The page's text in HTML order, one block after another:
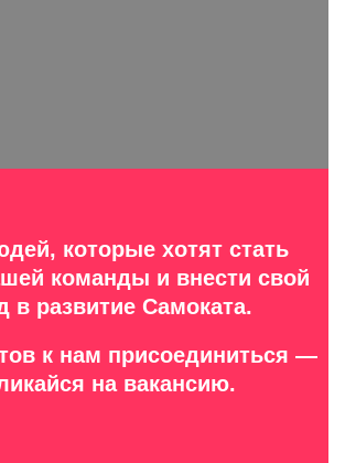
которые хотят стать
команды и внести свой
в развитие Самоката.
к нам присоединиться —
на вакансию.